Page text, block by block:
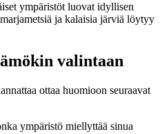
ympäristöt luovat idyllisen
ja kalaisia järviä löytyy
valintaan
ottaa huomioon seuraavat
ympäristö miellyttää sinua